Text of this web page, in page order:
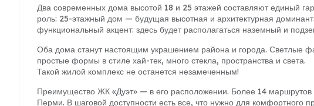
Два современных дома высотой 18 и 25 этажей составляют единый
роль: 25-этажный дом — будущая высотная и архитектурная
функциональный акцент: здесь будет располагаться наземный и
Оба дома станут настоящим украшением района и города. Светлые
простые формы в стиле хай-тек, много стекла, пространства и света.
Такой жилой комплекс не останется незамеченным!
Преимущество ЖК «Дуэт» — в его расположении. Более 14
Перми. В шаговой доступности есть все, что нужно для комфортного